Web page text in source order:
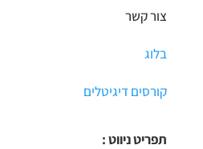
צור קשר
בלוג
קורסים דיגיטלים
תפריט ניווט :